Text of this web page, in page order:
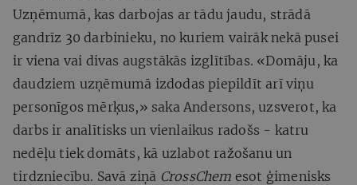
Uzņēmumā, kas darbojas ar tādu jaudu, strādā
gandrīz 30 darbinieku, no kuriem vairāk nekā pusei
ir viena vai divas augstākās izglītības. «Domāju, ka
daudziem uzņēmumā izdodas piepildīt arī viņu
personīgos mērķus,» saka Andersons, uzsverot, ka
darbs ir analītisks un vienlaikus radošs - katru
nedēļu tiek domāts, kā uzlabot ražošanu un
tirdzniecību. Savā ziņā CrossChem esot ģimenisks